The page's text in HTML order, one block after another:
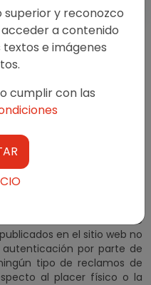
buscadores de placer y
con el consentimiento
en el sitio web no
por parte de
tipo de reclamos de
al placer físico o la
superior y reconozco
a contenido
e imágenes
cumplir con las